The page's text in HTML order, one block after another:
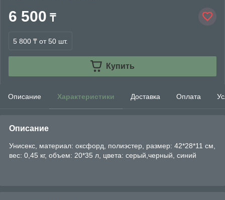
6 500 ₸
5 800 ₸ от 50 шт.
Купить
Описание Характеристики Доставка Оплата
Описание
Унисекс, материал: оксфорд, полиэстер, размер: 42*28*11 см,
вес: 0,45 кг, объем: 20*35 л, цвета: серый,черный, синий